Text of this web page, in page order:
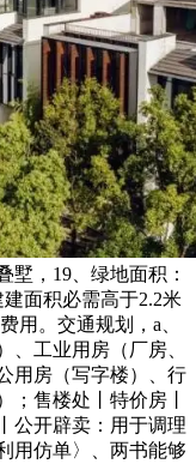
墅，19、绿地面积：
面积必需高于2.2米
用。交通规划，a、
、工业用房（厂房、
用房（写字楼）、行
；售楼处丨特价房丨
公开辟卖：用于调理
用仿单〉、两书能够